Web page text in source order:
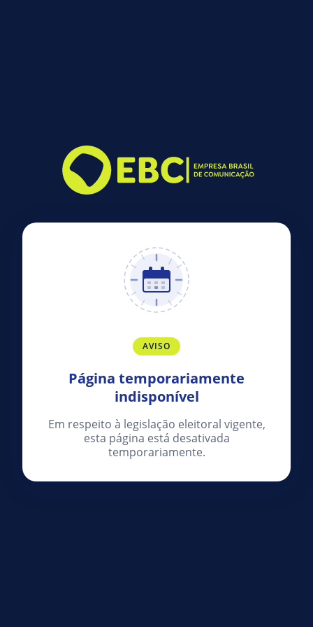
AVISO
Página temporariamente
indisponível
Em respeito à legislação eleitoral vigente,
esta página está desativada
temporariamente.